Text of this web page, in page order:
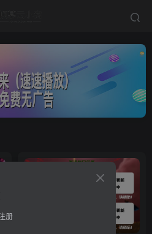
册